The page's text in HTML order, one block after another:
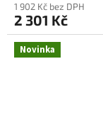
1 902 Kč bez DPH
2 301 Kč
Novinka